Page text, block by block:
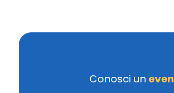
Conosci un